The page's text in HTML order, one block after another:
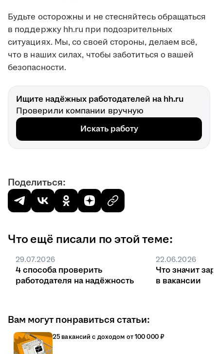
Будьте осторожны и не стесняйтесь обращаться
в поддержку hh.ru при подозрительных
ситуациях. Мы, со своей стороны, делаем всё,
что в наших силах, чтобы заботиться о вашей
безопасности.
Ищите надёжных работодателей на hh.ru
Проверили компании вручную
Искать работу
Поделиться:
Что ещё писали по этой теме:
29.07.2026
4 способа проверить
работодателя на надёжность
22.06.2026
Что значит
в вакансии
Вам могут понравиться статьи:
25 вакансий с доходом от 100 000 ₽